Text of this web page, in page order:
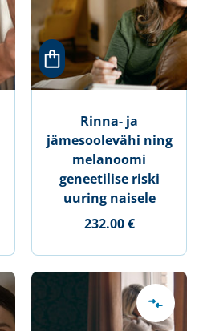
Rinna- ja
jämesoolevähi ning
melanoomi
geneetilise riski
uuring naisele
232.00 €